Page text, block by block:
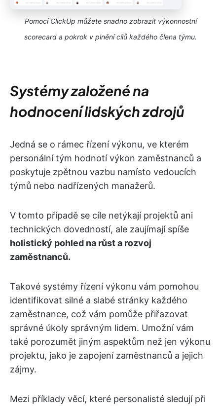
Pomocí ClickUp můžete snadno zobrazit výkonnostní
scorecard a pokrok v plnění cílů každého člena týmu.
Systémy založené na
hodnocení lidských zdrojů
Jedná se o rámec řízení výkonu, ve kterém
personální tým hodnotí výkon zaměstnanců a
poskytuje zpětnou vazbu namísto vedoucích
týmů nebo nadřízených manažerů.
V tomto případě se cíle netýkají projektů ani
technických dovedností, ale zaujímají spíše
holistický pohled na růst a rozvoj
zaměstnanců.
Takové systémy řízení výkonu vám pomohou
identifikovat silné a slabé stránky každého
zaměstnance, což vám pomůže přiřazovat
správné úkoly správným lidem. Umožní vám
také porozumět jiným aspektům než jen výkonu
projektu, jako je zapojení zaměstnanců a jejich
zájmy.
Mezi příklady věcí, které personalisté sledují při